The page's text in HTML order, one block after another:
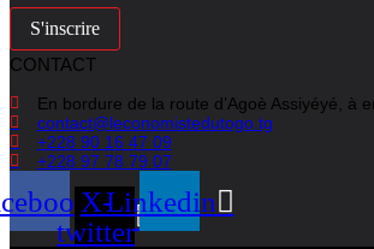
S'inscrire
CONTACT
En bordure de la route d’Agoè Assiyéyé, à
contact@leconomistedutogo.tg
+228 90 16 47 09
+228 97 78 79 07
X-
twitter
Linkedin